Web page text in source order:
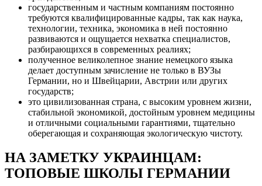
государственным и частным компаниям постоянно
требуются квалифицированные кадры, так как наука,
технологии, техника, экономика в ней постоянно
развиваются и ощущается нехватка специалистов,
разбирающихся в современных реалиях;
полученное великолепное знание немецкого языка
делает доступным зачисление не только в ВУЗы
Германии, но и Швейцарии, Австрии или других
государств;
это цивилизованная страна, с высоким уровнем жизни,
стабильной экономикой, достойным уровнем медицины
и отличными социальными гарантиями, тщательно
оберегающая и сохраняющая экологическую чистоту.
НА ЗАМЕТКУ УКРАИНЦАМ:
ТОПОВЫЕ ШКОЛЫ ГЕРМАНИИ